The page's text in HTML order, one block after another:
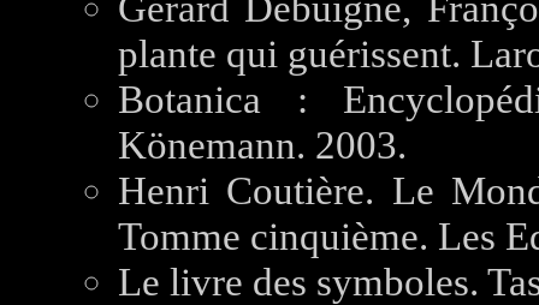
plante qui guérissent.
Botanica :
Könemann. 2003.
Henri Coutière. Le
Tomme cinquième. Les
Le livre des symboles.